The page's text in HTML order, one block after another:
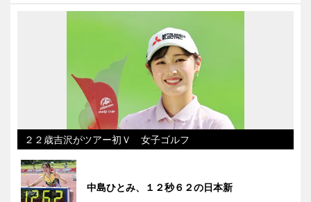
２２歳吉沢がツアー初Ｖ 女子ゴルフ
中島ひとみ、１２秒６２の日本新